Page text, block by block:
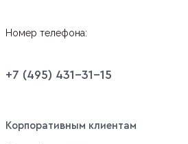
Номер телефона:
+7 (495) 431-31-15
Корпоративным клиентам